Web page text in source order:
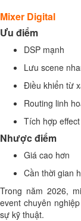
Mixer Digital
Ưu điểm
DSP mạnh
Lưu scene
Điều khiển từ
Routing linh
Tích hợp
Nhược điểm
Giá cao hơn
Cần thời gian
Trong năm 2026,
event chuyên
sự kỹ thuật.